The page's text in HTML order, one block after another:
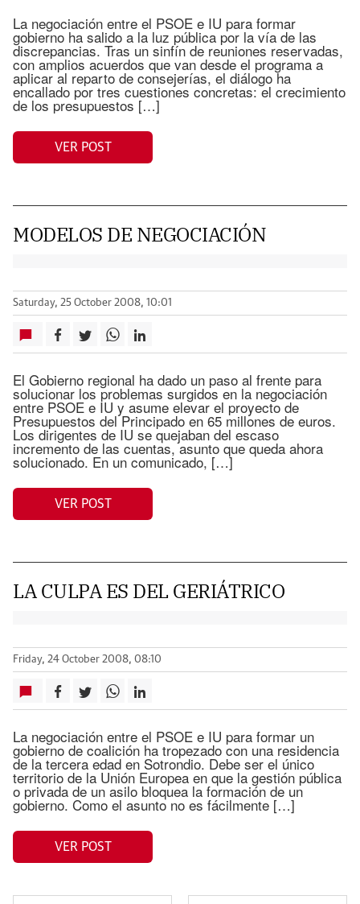
La negociación entre el PSOE e IU para formar
gobierno ha salido a la luz pública por la vía de las
discrepancias. Tras un sinfín de reuniones reservadas,
con amplios acuerdos que van desde el programa a
aplicar al reparto de consejerías, el diálogo ha
encallado por tres cuestiones concretas: el crecimiento
de los presupuestos […]
VER POST
MODELOS DE NEGOCIACIÓN
Saturday, 25 October 2008, 10:01
El Gobierno regional ha dado un paso al frente para
solucionar los problemas surgidos en la negociación
entre PSOE e IU y asume elevar el proyecto de
Presupuestos del Principado en 65 millones de euros.
Los dirigentes de IU se quejaban del escaso
incremento de las cuentas, asunto que queda ahora
solucionado. En un comunicado, […]
VER POST
LA CULPA ES DEL GERIÁTRICO
Friday, 24 October 2008, 08:10
La negociación entre el PSOE e IU para formar un
gobierno de coalición ha tropezado con una residencia
de la tercera edad en Sotrondio. Debe ser el único
territorio de la Unión Europea en que la gestión pública
o privada de un asilo bloquea la formación de un
gobierno. Como el asunto no es fácilmente […]
VER POST